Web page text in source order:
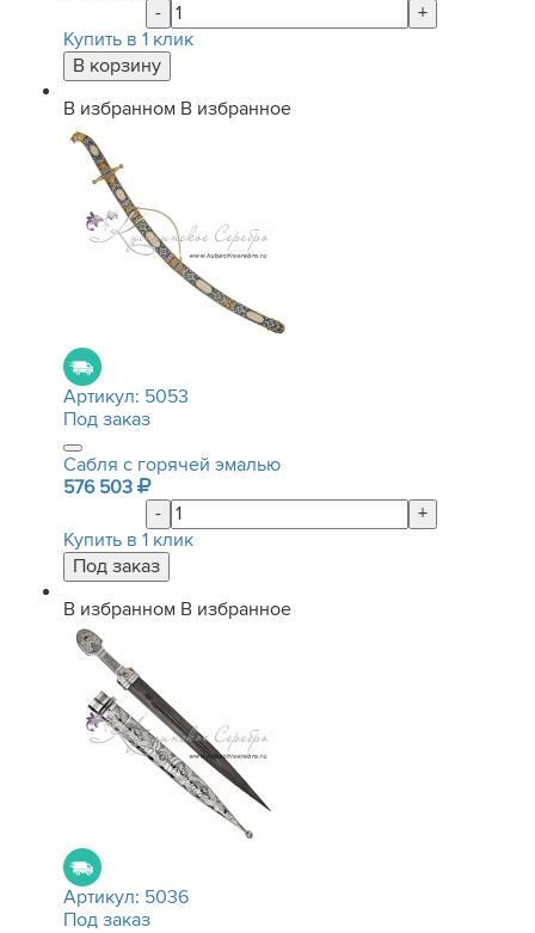
-
+
Купить в 1 клик
В избранном В избранное
Артикул: 5053
Под заказ
Сабля с горячей эмалью
576 503
-
+
Купить в 1 клик
В избранном В избранное
Артикул: 5036
Под заказ